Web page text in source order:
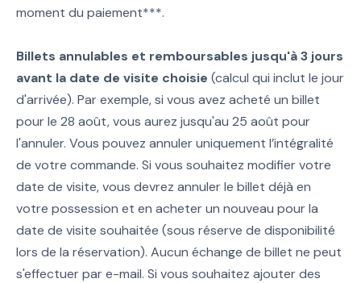
moment du paiement***.
Billets annulables et remboursables jusqu'à 3 jours
avant la date de visite choisie (calcul qui inclut le jour
d'arrivée). Par exemple, si vous avez acheté un billet
pour le 28 août, vous aurez jusqu'au 25 août pour
l'annuler. Vous pouvez annuler uniquement l’intégralité
de votre commande. Si vous souhaitez modifier votre
date de visite, vous devrez annuler le billet déjà en
votre possession et en acheter un nouveau pour la
date de visite souhaitée (sous réserve de disponibilité
lors de la réservation). Aucun échange de billet ne peut
s'effectuer par e-mail. Si vous souhaitez ajouter des